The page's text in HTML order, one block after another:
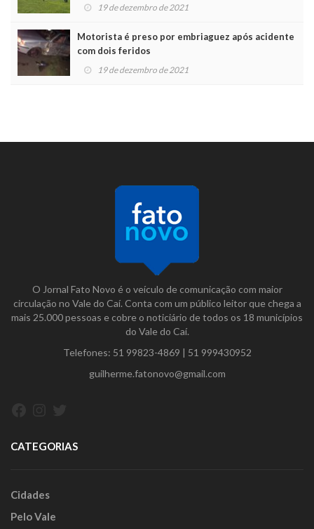
19 de dezembro de 2021
Motorista é preso por embriaguez após acidente
com dois feridos
19 de dezembro de 2021
O Jornal Fato Novo é o veículo de comunicação com maior
circulação no Vale do Caí. Conta com um público leitor que chega a
mais 25.000 pessoas e cobre o noticiário de todos os 18 municípios
do Vale do Caí.
Telefones: 51 99823-4869 | 51 999430952
guilherme.fatonovo@gmail.com
CATEGORIAS
Cidades
Pelo Vale